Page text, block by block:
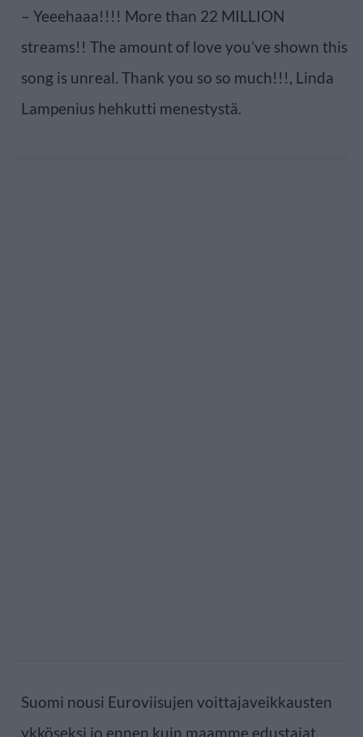
– Yeeehaaa!!!! More than 22 MILLION
streams!! The amount of love you’ve shown this
song is unreal. Thank you so so much!!!, Linda
Lampenius hehkutti menestystä.
Suomi nousi Euroviisujen voittajaveikkausten
ykköseksi jo ennen kuin maamme edustajat